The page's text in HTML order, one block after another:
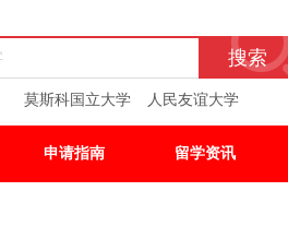
搜索
莫斯科国立大学 人民友谊大学
申请指南 留学资讯